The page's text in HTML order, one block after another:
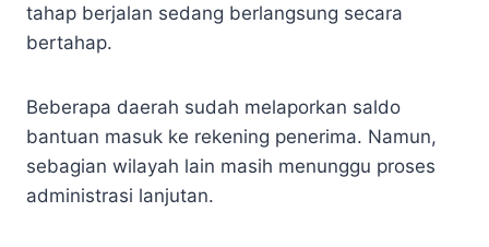
tahap berjalan sedang berlangsung secara
bertahap.
Beberapa daerah sudah melaporkan saldo
bantuan masuk ke rekening penerima. Namun,
sebagian wilayah lain masih menunggu proses
administrasi lanjutan.